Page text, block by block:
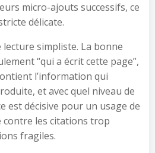
micro-ajouts successifs, ce
délicate.
simpliste. La bonne
“qui a écrit cette page”,
l’information qui
et avec quel niveau de
est décisive pour un usage de
contre les citations trop
fragiles.